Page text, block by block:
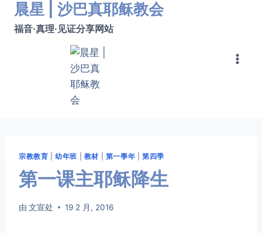
晨星 | 沙巴真耶稣教会
福音·真理·见证分享网站
宗教教育 |幼年班 教材 第一學年 第四季
第一课​​主耶稣降生
由 文宣处 19 2 月, 2016